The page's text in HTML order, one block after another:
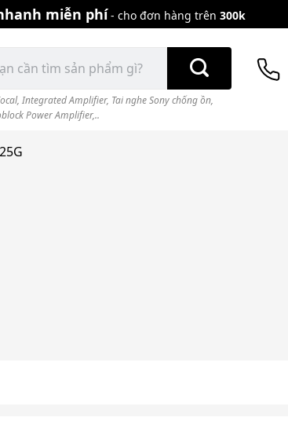
miễn phí- cho đơn hàng trên 300k
, Integrated Amplifier, Tai nghe Sony chống ồn,
Power Amplifier,..